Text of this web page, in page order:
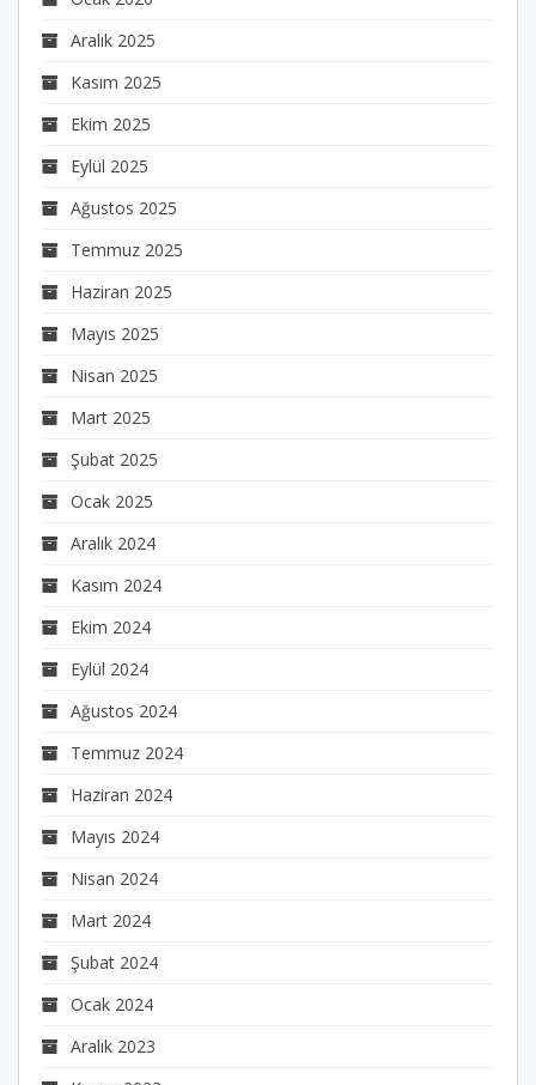
Aralık 2025
Kasım 2025
Ekim 2025
Eylül 2025
Ağustos 2025
Temmuz 2025
Haziran 2025
Mayıs 2025
Nisan 2025
Mart 2025
Şubat 2025
Ocak 2025
Aralık 2024
Kasım 2024
Ekim 2024
Eylül 2024
Ağustos 2024
Temmuz 2024
Haziran 2024
Mayıs 2024
Nisan 2024
Mart 2024
Şubat 2024
Ocak 2024
Aralık 2023